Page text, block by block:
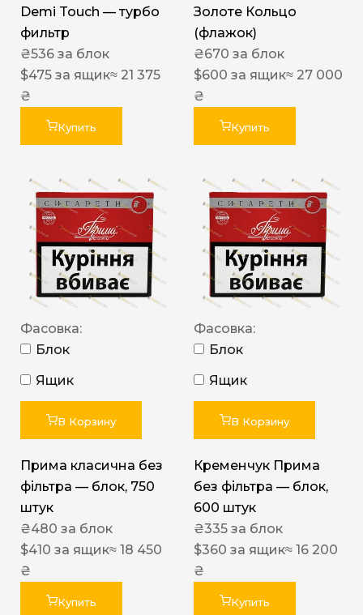
Demi Touch — турбо
фильтр
₴536 за блок
$475 за ящик≈ 21 375
₴
Купить
Золоте Кольцо
(флажок)
₴670 за блок
$600 за ящик≈ 27 000
₴
Купить
Фасовка:
Блок
Ящик
В Корзину
Прима класична без
фільтра — блок, 750
штук
₴480 за блок
$410 за ящик≈ 18 450
₴
Купить
Фасовка:
Блок
Ящик
В Корзину
Кременчук Прима
без фільтра — блок,
600 штук
₴335 за блок
$360 за ящик≈ 16 200
₴
Купить